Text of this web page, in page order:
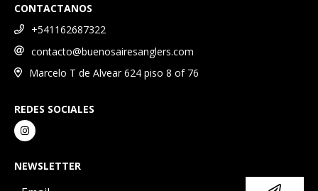
CONTACTANOS
+541162687322
contacto@buenosairesanglers.com
Marcelo T de Alvear 624 piso 8 of 76
REDES SOCIALES
NEWSLETTER